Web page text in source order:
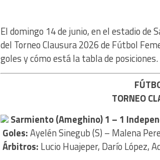
El domingo 14 de junio, en el estadio de
del Torneo Clausura 2026 de Fútbol
goles y cómo está la tabla de posiciones.
TORNEO
Sarmiento (Ameghino) 1 – 1
Goles:Ayelén Sinegub (S) – Malena
Árbitros: Lucio Huajeper, Darío López,